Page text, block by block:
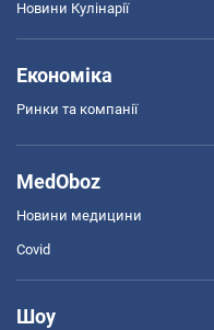
Новини Кулінарії
Економіка
Ринки та компанії
MedOboz
Новини медицини
Covid
Шоу